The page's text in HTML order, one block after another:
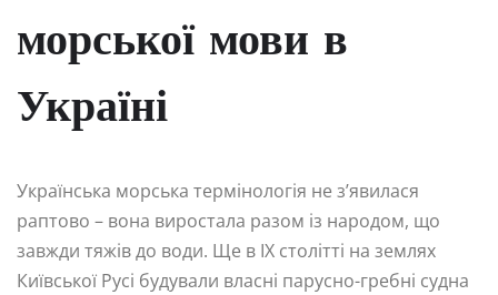
морської мови в
Україні
Українська морська термінологія не з’явилася
раптово – вона виростала разом із народом, що
завжди тяжів до води. Ще в IX столітті на землях
Київської Русі будували власні парусно-гребні судна